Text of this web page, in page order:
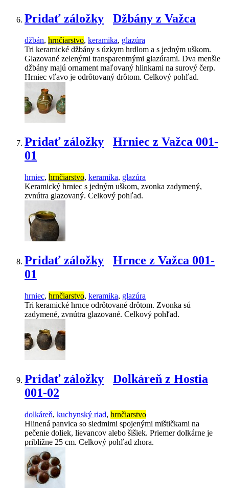
Pridať záložky Džbány z Važca
džbán, hrnčiarstvo, keramika, glazúra
Tri keramické džbány s úzkym hrdlom a s jedným uškom.
Glazované zelenými transparentnými glazúrami. Dva menšie
džbány majú ornament maľovaný hlinkami na surový čerp.
Hrniec vľavo je odrôtovaný drôtom. Celkový pohľad.
Pridať záložky
Hrniec z Važca 001-
01
hrniec, hrnčiarstvo, keramika, glazúra
Keramický hrniec s jedným uškom, zvonka zadymený,
zvnútra glazovaný. Celkový pohľad.
Pridať záložky
Hrnce z Važca 001-
01
hrniec, hrnčiarstvo, keramika, glazúra
Tri keramické hrnce odrôtované drôtom. Zvonka sú
zadymené, zvnútra glazované. Celkový pohľad.
Pridať záložky
Dolkáreň z Hostia
001-02
dolkáreň, kuchynský riad, hrnčiarstvo
Hlinená panvica so siedmimi spojenými mištičkami na
pečenie doliek, lievancov alebo šišiek. Priemer dolkárne je
približne 25 cm. Celkový pohľad zhora.